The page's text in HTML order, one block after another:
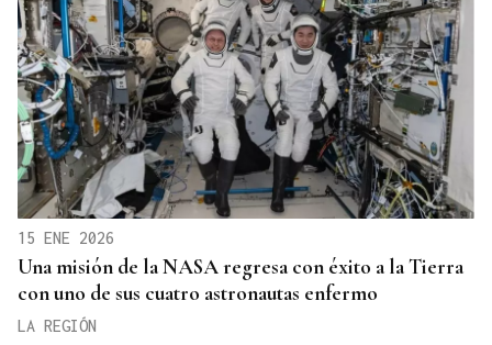
15 ENE 2026
Una misión de la NASA regresa con éxito a la Tierra
con uno de sus cuatro astronautas enfermo
LA REGIÓN